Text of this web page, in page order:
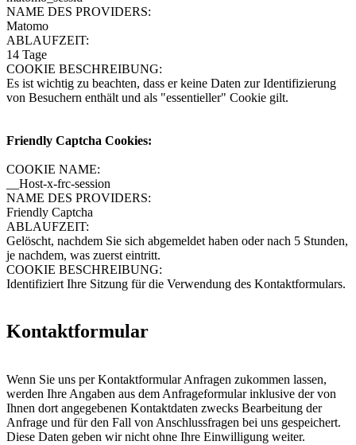
NAME DES PROVIDERS:
Matomo
ABLAUFZEIT:
14 Tage
COOKIE BESCHREIBUNG:
Es ist wichtig zu beachten, dass er keine Daten zur Identifizierung
von Besuchern enthält und als "essentieller" Cookie gilt.
Friendly Captcha Cookies:
COOKIE NAME:
__Host-x-frc-session
NAME DES PROVIDERS:
Friendly Captcha
ABLAUFZEIT:
Gelöscht, nachdem Sie sich abgemeldet haben oder nach 5 Stunden,
je nachdem, was zuerst eintritt.
COOKIE BESCHREIBUNG:
Identifiziert Ihre Sitzung für die Verwendung des Kontaktformulars.
Kontaktformular
Wenn Sie uns per Kontaktformular Anfragen zukommen lassen,
werden Ihre Angaben aus dem Anfrageformular inklusive der von
Ihnen dort angegebenen Kontaktdaten zwecks Bearbeitung der
Anfrage und für den Fall von Anschlussfragen bei uns gespeichert.
Diese Daten geben wir nicht ohne Ihre Einwilligung weiter.